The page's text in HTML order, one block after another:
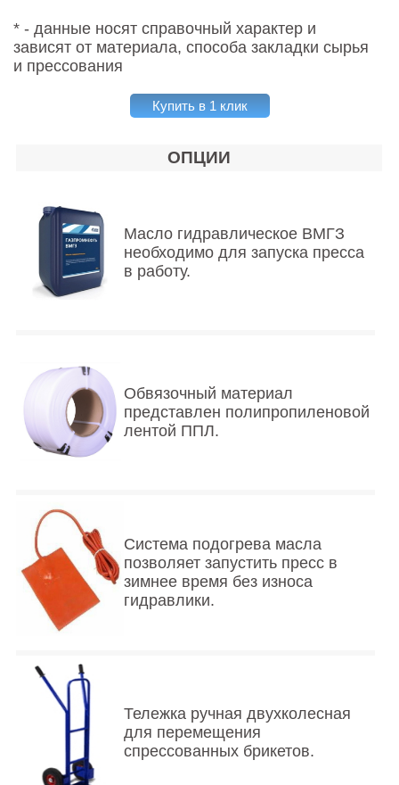
* - данные носят справочный характер и
зависят от материала, способа закладки сырья
и прессования
Купить в 1 клик
ОПЦИИ
Масло гидравлическое ВМГЗ
необходимо для запуска пресса
в работу.
Обвязочный материал
представлен полипропиленовой
лентой ППЛ.
Система подогрева масла
позволяет запустить пресс в
зимнее время без износа
гидравлики.
Тележка ручная двухколесная
для перемещения
спрессованных брикетов.